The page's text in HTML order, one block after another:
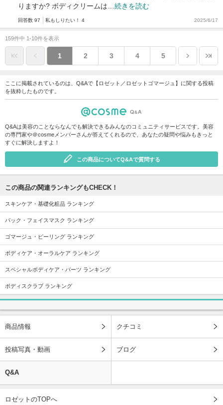
りますか? ボディクリームは… 続きを読む
回答数 97 私もしりたい！ 4 2025/6/17
159件中 1-10件を表示
1 2 3 4 5
ここに掲載されているのは、Q&Aで【ロゼット／ロゼットゴマージュ】に関する投稿
を抜粋したものです。
Q&Aは美容のことならなんでも解決できるみんなのコミュニティサービスです。美容
の専門家や＠cosmeメンバーさんが答えてくれるので、あなたの疑問や悩みもきっと
すぐに解決しますよ！
この商品についてQ&Aで質問する
この商品の関連ランキングもCHECK！
スキンケア・基礎化粧品 ランキング
パック・フェイスマスク ランキング
ゴマージュ・ピーリング ランキング
ボディケア・オーラルケア ランキング
スペシャルボディケア・パーツ ランキング
ボディスクラブ ランキング
商品情報 クチコミ
投稿写真・動画 ブログ
Q&A
ロゼットのTOPへ